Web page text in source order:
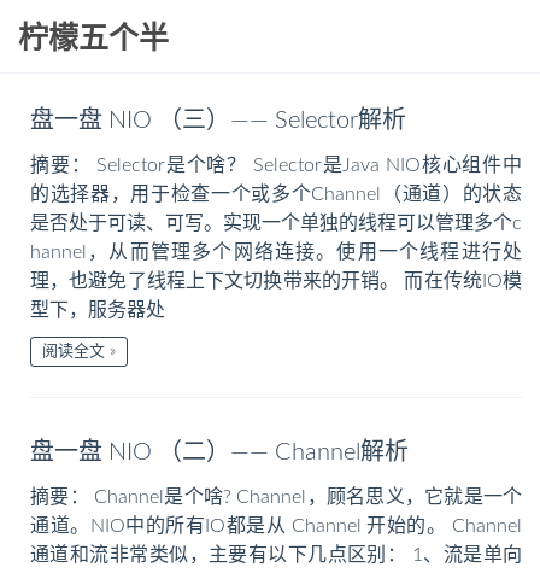
柠檬五个半
盘一盘 NIO （三）—— Selector解析
摘要： Selector是个啥？ Selector是Java NIO核心组件中
的选择器，用于检查一个或多个Channel（通道）的状态
是否处于可读、可写。实现一个单独的线程可以管理多个c
hannel，从而管理多个网络连接。使用一个线程进行处
理，也避免了线程上下文切换带来的开销。 而在传统IO模
型下，服务器处
阅读全文
盘一盘 NIO （二）—— Channel解析
摘要： Channel是个啥? Channel，顾名思义，它就是一个
通道。NIO中的所有IO都是从 Channel 开始的。 Channel
通道和流非常类似，主要有以下几点区别： 1、流是单向